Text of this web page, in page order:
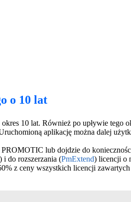
o 10 lat
10 lat. Również po upływie tego
aplikację można dalej
lub dojdzie do
) i do rozszerzania (PmExtend) licencji o
z ceny wszystkich licencji